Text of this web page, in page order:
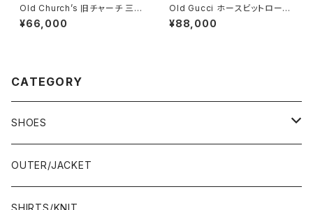
Old Church’s 旧チャーチ 三都
市 Grafton グラフトン 100F
¥66,000
Old Gucci ホースビットローフ
ァー 5.5B DEADSTOCK Bro
wn Suede
¥88,000
CATEGORY
SHOES
21.5-22.0 cm
22.0-22.5 cm
OUTER/JACKET
SHIRTS/KNIT